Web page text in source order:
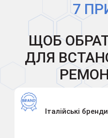
7
ЩОБ
ДЛЯ
Італійські